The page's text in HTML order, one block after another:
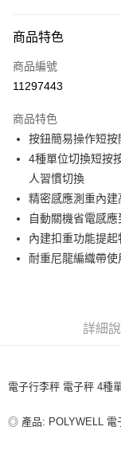
信用卡一次付款
超商取貨付款
Apple Pay
街口支付
悠遊付
ATM付款
運送方式
7-11取貨付款
商品特色
商品編號
11297443
商品特色
按鈕簡易操作短
4種單位切換短按
人習慣切換
精密感應測重內
自動關機省電感
內建扣重功能提
耐重尼龍編織帶
詳細
電子行李秤 電子秤 4種
◎ 產品: POLYWELL 電